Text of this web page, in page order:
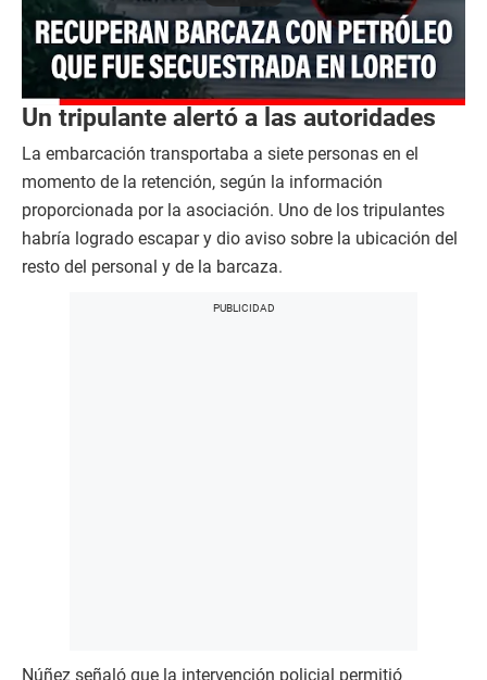
Un tripulante alertó a las autoridades
La embarcación transportaba a siete personas en el
momento de la retención, según la información
proporcionada por la asociación. Uno de los tripulantes
habría logrado escapar y dio aviso sobre la ubicación del
resto del personal y de la barcaza.
Núñez señaló que la intervención policial permitió